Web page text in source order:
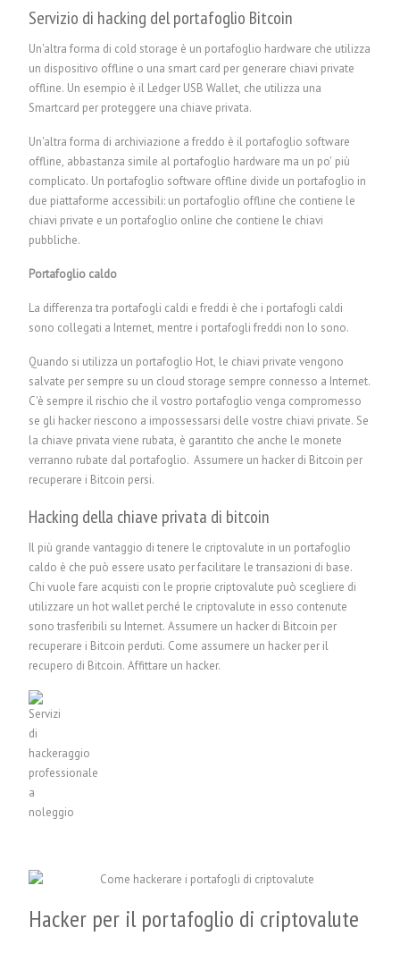
Servizio di hacking del portafoglio Bitcoin
Un'altra forma di cold storage è un portafoglio hardware che utilizza
un dispositivo offline o una smart card per generare chiavi private
offline. Un esempio è il Ledger USB Wallet, che utilizza una
Smartcard per proteggere una chiave privata.
Un'altra forma di archiviazione a freddo è il portafoglio software
offline, abbastanza simile al portafoglio hardware ma un po' più
complicato. Un portafoglio software offline divide un portafoglio in
due piattaforme accessibili: un portafoglio offline che contiene le
chiavi private e un portafoglio online che contiene le chiavi
pubbliche.
Portafoglio caldo
La differenza tra portafogli caldi e freddi è che i portafogli caldi
sono collegati a Internet, mentre i portafogli freddi non lo sono.
Quando si utilizza un portafoglio Hot, le chiavi private vengono
salvate per sempre su un cloud storage sempre connesso a Internet.
C'è sempre il rischio che il vostro portafoglio venga compromesso
se gli hacker riescono a impossessarsi delle vostre chiavi private. Se
la chiave privata viene rubata, è garantito che anche le monete
verranno rubate dal portafoglio.Assumere un hacker di Bitcoin per
recuperare i Bitcoin persi.
Hacking della chiave privata di bitcoin
Il più grande vantaggio di tenere le criptovalute in un portafoglio
caldo è che può essere usato per facilitare le transazioni di base.
Chi vuole fare acquisti con le proprie criptovalute può scegliere di
utilizzare un hot wallet perché le criptovalute in esso contenute
sono trasferibili su Internet.Assumere un hacker di Bitcoin per
recuperare i Bitcoin perduti. Come assumere un hacker per il
recupero di Bitcoin. Affittare un hacker.
Hacker per il portafoglio di criptovalute